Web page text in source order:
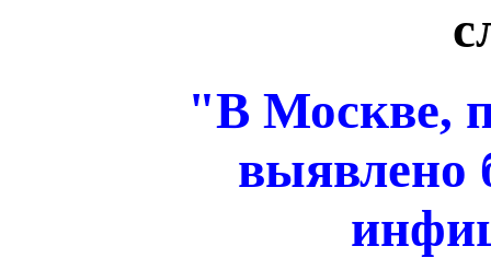
"В Москве,
выявлено